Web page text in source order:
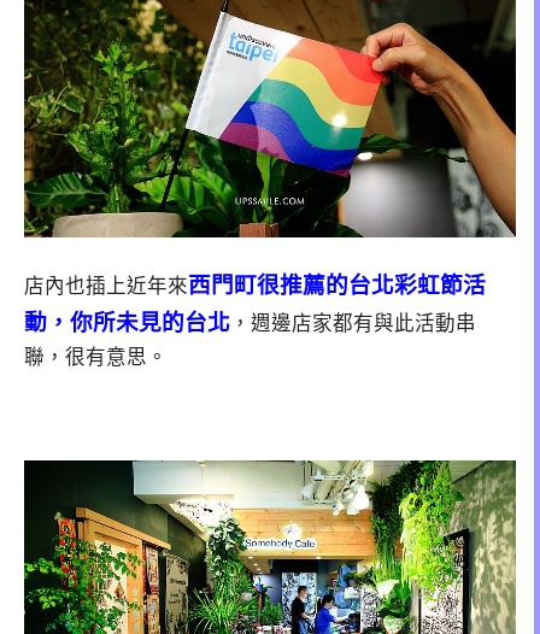
店內也插上近年來西門町很推薦的台北彩虹節活
動 ，你所未見的台北 ，週邊店家都有與此活動串
聯，很有意思。